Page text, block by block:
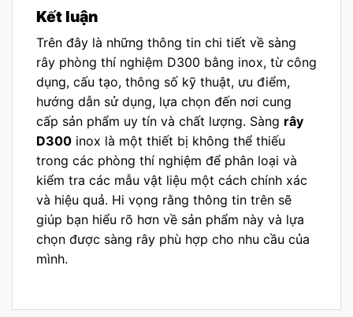
Kết luận
Trên đây là những thông tin chi tiết về sàng
rây phòng thí nghiệm D300 bằng inox, từ công
dụng, cấu tạo, thông số kỹ thuật, ưu điểm,
hướng dẫn sử dụng, lựa chọn đến nơi cung
cấp sản phẩm uy tín và chất lượng. Sàng rây
D300 inox là một thiết bị không thể thiếu
trong các phòng thí nghiệm để phân loại và
kiểm tra các mẫu vật liệu một cách chính xác
và hiệu quả. Hi vọng rằng thông tin trên sẽ
giúp bạn hiểu rõ hơn về sản phẩm này và lựa
chọn được sàng rây phù hợp cho nhu cầu của
mình.